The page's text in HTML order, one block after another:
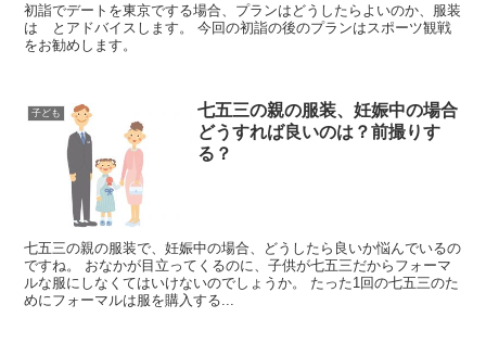
初詣でデートを東京でする場合、プランはどうしたらよいのか、服装
は とアドバイスします。 今回の初詣の後のプランはスポーツ観戦
をお勧めします。
子ども
七五三の親の服装、妊娠中の場合
どうすれば良いのは？前撮りす
る？
七五三の親の服装で、妊娠中の場合、どうしたら良いか悩んでいるの
ですね。 おなかが目立ってくるのに、子供が七五三だからフォーマ
ルな服にしなくてはいけないのでしょうか。 たった1回の七五三のた
めにフォーマルは服を購入する...